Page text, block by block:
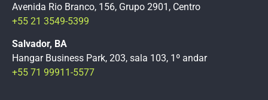
Avenida Rio Branco, 156, Grupo 2901, Centro
+55 21 3549-5399
Salvador, BA
Hangar Business Park, 203, sala 103, 1º andar
+55 71 99911-5577